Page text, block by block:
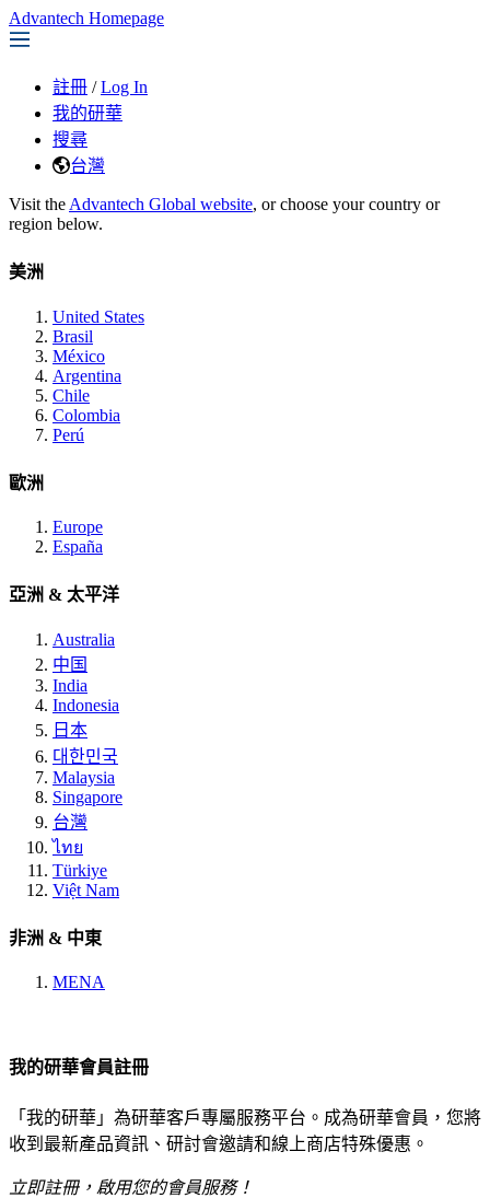
Advantech Homepage
註冊 / Log In
我的研華
搜尋
台灣
Visit the Advantech Global website, or choose your country or
region below.
美洲
United States
Brasil
México
Argentina
Chile
Colombia
Perú
歐洲
Europe
España
亞洲 & 太平洋
Australia
中国
India
Indonesia
日本
대한민국
Malaysia
Singapore
台灣
ไทย
Türkiye
Việt Nam
非洲 & 中東
MENA
我的研華會員註冊
「我的研華」為研華客戶專屬服務平台。成為研華會員，您將
收到最新產品資訊、研討會邀請和線上商店特殊優惠。
立即註冊，啟用您的會員服務！